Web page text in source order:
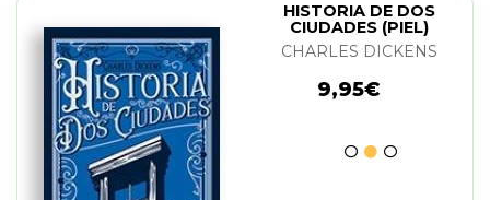
HISTORIA DE DOS
CIUDADES (PIEL)
CHARLES DICKENS
9,95€